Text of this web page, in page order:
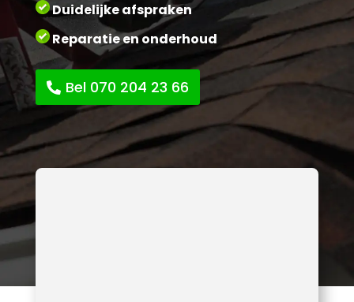
Duidelijke afspraken
Reparatie en onderhoud
Bel 070 204 23 66